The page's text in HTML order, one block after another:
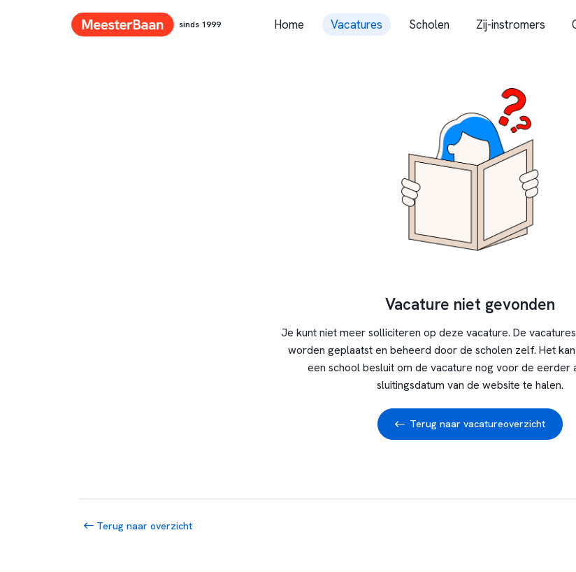
sinds 1999 Home Vacatures Scholen Zij-instromers
Vacature niet gevonden
Je kunt niet meer solliciteren op deze vacature. De
worden geplaatst en beheerd door de scholen zelf. Het
een school besluit om de vacature nog voor de eerder
sluitingsdatum van de website te halen.
Terug naar vacatureoverzicht
Terug naar overzicht